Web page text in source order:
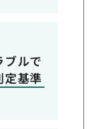
ルで
基準